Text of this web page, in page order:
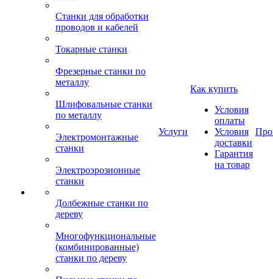
Станки для обработки
проводов и кабелей
Токарные станки
Фрезерные станки по
металлу
Шлифовальные станки
по металлу
Электромонтажные
станки
Электроэрозионные
станки
Долбежные станки по
дереву
Многофункциональные
(комбинированные)
станки по дереву
Услуги
Как купить
Условия
оплаты
Условия
доставки
Гарантия
на товар